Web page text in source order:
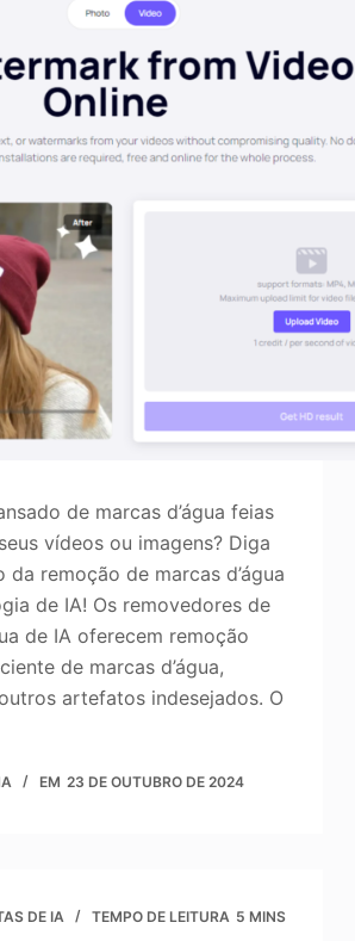
de marcas d’água feias
vídeos ou imagens? Diga
da remoção de marcas d’água
de IA! Os removedores de
de IA oferecem remoção
de marcas d’água,
artefatos indesejados. O
EM 23 DE OUTUBRO DE 2024
DE IA TEMPO DE LEITURA 5 MINS